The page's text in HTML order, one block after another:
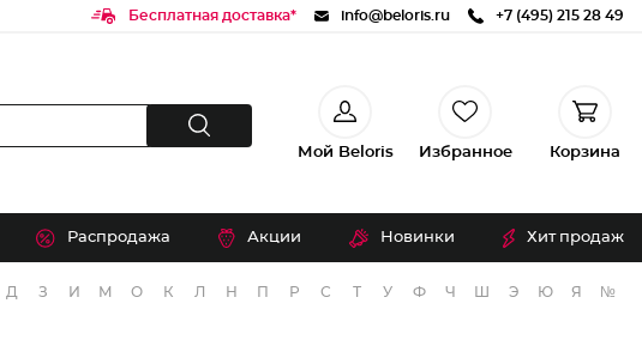
Бесплатная доставка* info@beloris.ru +7 (495) 215 28 49
Мой Beloris Избранное Корзина
Распродажа Акции Новинки Хит продаж
Д З И М О К Л Н П Р С Т У Ф Ч Э Ю Я №